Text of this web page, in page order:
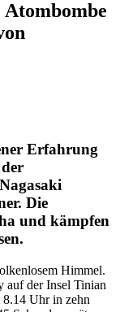
Atombombe
Erfahrung
Die
und kämpfen
Him­mel.
auf der Insel Tin­ian
Uhr in zehn